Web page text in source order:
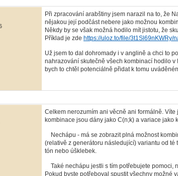
Při zpracování arabštiny jsem narazil na to, že
nějakou její podčást nebere jako možnou
Někdy by se však možná hodilo mít jistotu, že
Příklad je zde https://uloz.to/file/
Už jsem to dal dohromady i v anglině a chci to
nahrazování skutečně všech kombinací hodilo
bych to chtěl potenciálně přidat k tomu
Celkem nerozumím ani věcně ani formálně.
kombinace jsou dány jako C(n;k) a variace jako
Nechápu - má se zobrazit plná možnost
(relativě z generátoru následující) variantu od
tón nebo úšklebek.
Také nechápu jestli s tím potřebujete pomoci,
Pokud byste potřeboval spustit všechny možné